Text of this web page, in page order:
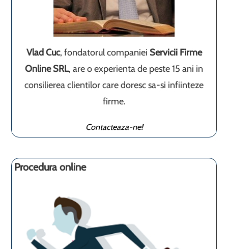
Vlad Cuc, fondatorul companiei Servicii Firme
Online SRL, are o experienta de peste 15 ani in
consilierea clientilor care doresc sa-si infiinteze
firme.
Contacteaza-ne!
Procedura online